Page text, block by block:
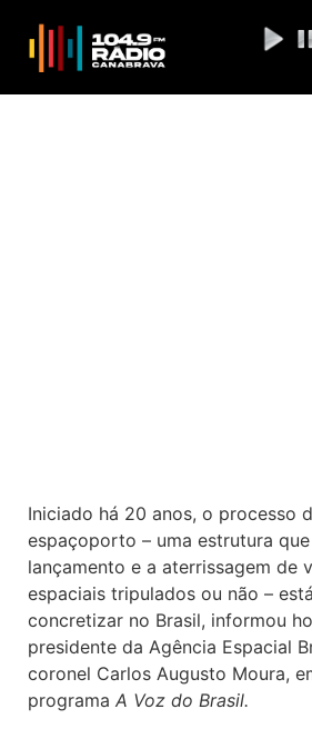
Iniciado há 20 anos, o processo
espaçoporto – uma estrutura
lançamento e a aterrissagem de
espaciais tripulados ou não –
concretizar no Brasil, informou
presidente da Agência Espacial
coronel Carlos Augusto Moura,
programa A Voz do Brasil.